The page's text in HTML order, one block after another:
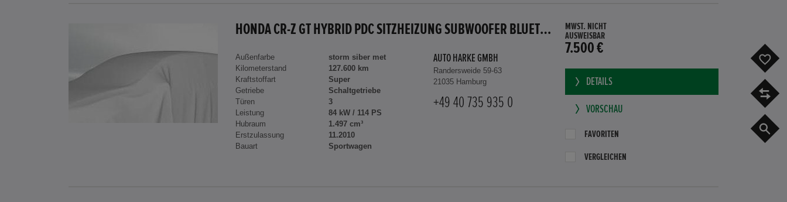
HONDA CR-Z GT HYBRID PDC SITZHEIZUNG SUBWOOFER BLUETOOTH
Außenfarbe
storm siber met
Kilometerstand
127.600 km
Kraftstoffart
Super
Getriebe
Schaltgetriebe
Türen
3
Leistung
84 kW / 114 PS
Hubraum
1.497 cm³
Erstzulassung
11.2010
Bauart
Sportwagen
AUTO HARKE GMBH
Randersweide 59-63
21035 Hamburg
+49 40 735 935 0
MWST. NICHT
AUSWEISBAR
7.500 €
DETAILS
VORSCHAU
FAVORITEN
VERGLEICHEN